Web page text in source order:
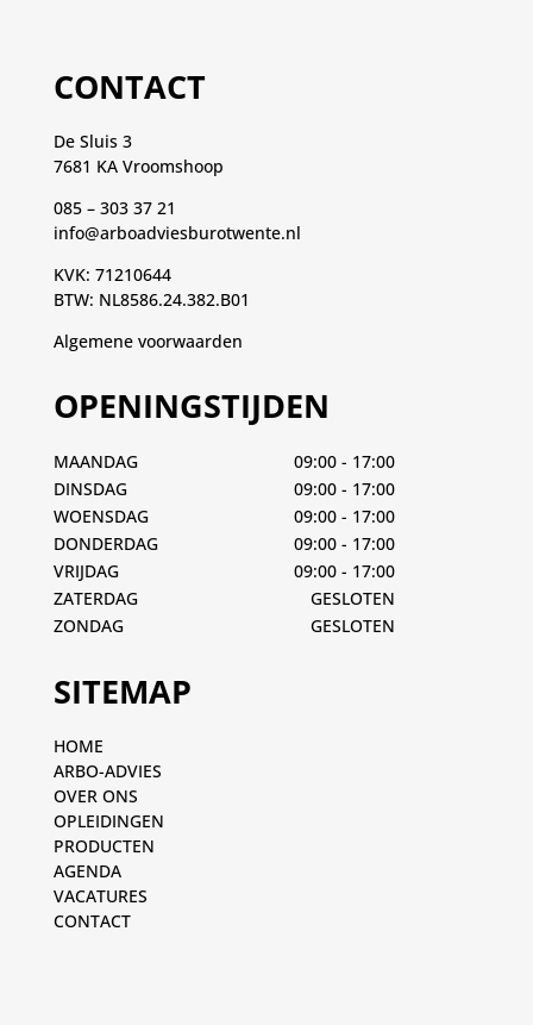
CONTACT
De Sluis 3
7681 KA Vroomshoop
085 – 303 37 21
info@arboadviesburotwente.nl
KVK: 71210644
BTW: NL8586.24.382.B01
Algemene voorwaarden
OPENINGSTIJDEN
MAANDAG
09:00 - 17:00
DINSDAG
09:00 - 17:00
WOENSDAG
09:00 - 17:00
DONDERDAG
09:00 - 17:00
VRIJDAG
09:00 - 17:00
ZATERDAG
GESLOTEN
ZONDAG
GESLOTEN
SITEMAP
HOME
ARBO-ADVIES
OVER ONS
OPLEIDINGEN
PRODUCTEN
AGENDA
VACATURES
CONTACT